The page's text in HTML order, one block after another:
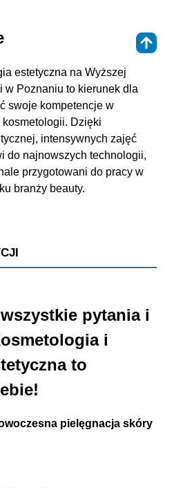
estetyczna na Wyższej
w Poznaniu to kierunek dla
swoje kompetencje w
Dzięki
intensywnych zajęć
do najnowszych technologii,
przygotowani do pracy w
branży beauty.
pytania i
i
to
pielęgnacja skóry